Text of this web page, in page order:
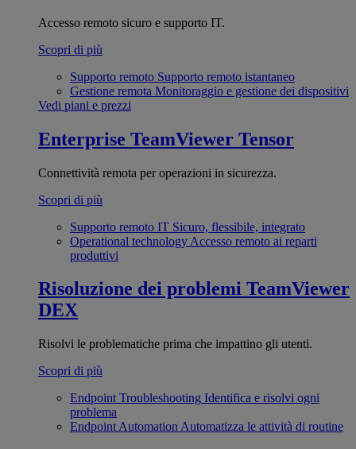
Accesso remoto sicuro e supporto IT.
Scopri di più
Supporto remoto Supporto remoto istantaneo
Gestione remota Monitoraggio e gestione dei dispositivi
Vedi piani e prezzi
Enterprise TeamViewer Tensor
Connettività remota per operazioni in sicurezza.
Scopri di più
Supporto remoto IT Sicuro, flessibile, integrato
Operational technology Accesso remoto ai reparti
produttivi
Risoluzione dei problemi TeamViewer
DEX
Risolvi le problematiche prima che impattino gli utenti.
Scopri di più
Endpoint Troubleshooting Identifica e risolvi ogni
problema
Endpoint Automation Automatizza le attività di routine